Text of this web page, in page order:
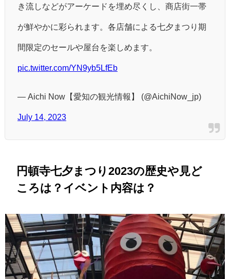
き流しなどがアーケードを埋め尽くし、商店街一帯
が鮮やかに彩られます。各店舗による七夕まつり期
間限定のセールや屋台を楽しめます。
pic.twitter.com/YN9yb5LfEb
— Aichi Now【愛知の観光情報】 (@AichiNow_jp)
July 14, 2023
円頓寺七夕まつり2023の歴史や見ど
ころは？イベント内容は？